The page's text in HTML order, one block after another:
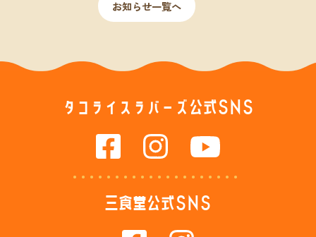
お知らせ一覧へ
タコライスラバーズ公式SNS
三食堂公式SNS